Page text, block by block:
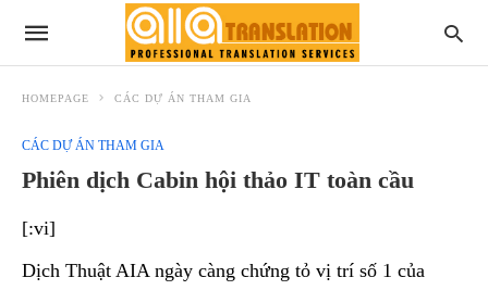
HOMEPAGE CÁC DỰ ÁN THAM GIA
CÁC DỰ ÁN THAM GIA
Phiên dịch Cabin hội thảo IT toàn cầu
[:vi]
Dịch Thuật AIA ngày càng chứng tỏ vị trí số 1 của